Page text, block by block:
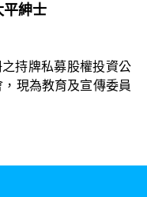
紳士
持牌私募股權投資公
現為教育及宣傳委員